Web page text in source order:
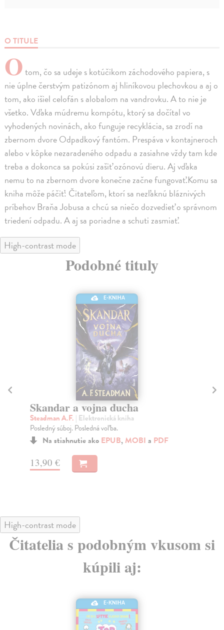
O TITULE
Otom, čo sa udeje s kotúčikom záchodového papiera, s
nie úplne čerstvým patizónom aj hliníkovou plechovkou a aj o
tom, ako išiel celofán s alobalom na vandrovku. A to nie je
všetko. Vďaka múdremu kompótu, ktorý sa dočítal vo
vyhodených novinách, ako funguje recyklácia, sa zrodí na
zbernom dvore Odpadkový fantóm. Prespáva v kontajneroch
alebo v kôpke nezaradeného odpadu a zasiahne vždy tam kde
treba a dokonca sa pokúsi zašiť ozónovú dieru. Aj vďaka
nemu to na zbernom dvore konečne začne fungovať.Komu sa
kniha môže páčiť: Čitateľom, ktorí sa nezľaknú bláznivých
príbehov Braňa Jobusa a chcú sa niečo dozvedieť o správnom
triedení odpadu. A aj sa poriadne a schuti zasmiať.
High-contrast mode
Podobné tituly
E-KNIHA
Skandar a vojna ducha
Steadman A.F. | Elektronická kniha
Posledný súboj. Posledná voľba.
Na stiahnutie ako EPUB,MOBI a PDF
13,90 €
High-contrast mode
Čitatelia s podobným vkusom si
kúpili aj:
E-KNIHA